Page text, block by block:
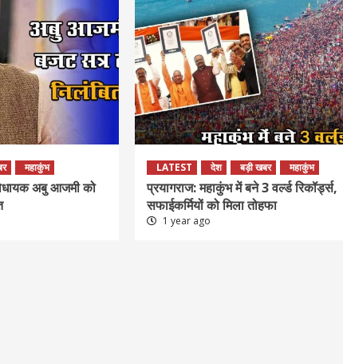
महाकुंभ
अबु आजमी को
LATEST देश बड़ी खबर महाकुंभ
प्रयागराज: महाकुंभ में बने 3 वर्ल्ड रिकॉर्ड्स,
सफाईकर्मियों को मिला तोहफा
1 year ago